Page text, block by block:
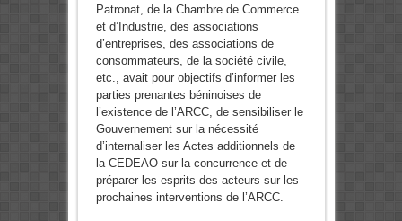
Patronat, de la Chambre de Commerce
et d’Industrie, des associations
d’entreprises, des associations de
consommateurs, de la société civile,
etc., avait pour objectifs d’informer les
parties prenantes béninoises de
l’existence de l’ARCC, de sensibiliser le
Gouvernement sur la nécessité
d’internaliser les Actes additionnels de
la CEDEAO sur la concurrence et de
préparer les esprits des acteurs sur les
prochaines interventions de l’ARCC.